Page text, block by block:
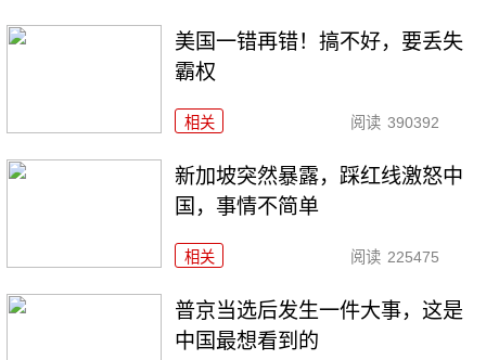
美国一错再错！搞不好，要丢失
霸权
相关 阅读 390392
新加坡突然暴露，踩红线激怒中
国，事情不简单
相关 阅读 225475
普京当选后发生一件大事，这是
中国最想看到的